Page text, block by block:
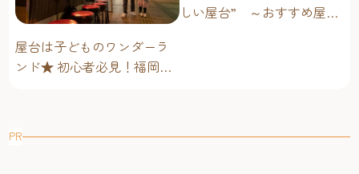
屋台は子どものワンダーラ
ンド★ 初心者必見！福岡博
しい屋台” ～おすすめ屋台
PR